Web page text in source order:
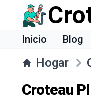
Inicio Blog
Hogar
Croteau